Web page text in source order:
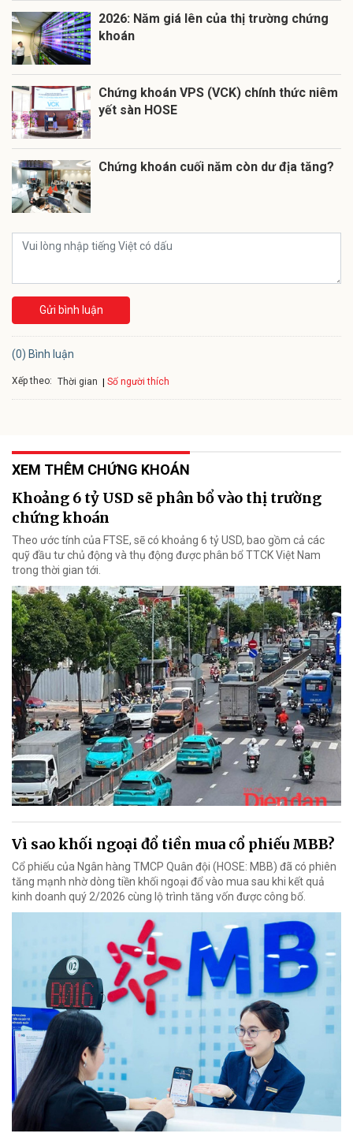
2026: Năm giá lên của thị trường chứng
khoán
Chứng khoán VPS (VCK) chính thức niêm
yết sàn HOSE
Chứng khoán cuối năm còn dư địa tăng?
Gửi bình luận
(0) Bình luận
Xếp theo: Thời gian Số người thích
XEM THÊM CHỨNG KHOÁN
Khoảng 6 tỷ USD sẽ phân bổ vào thị trường
chứng khoán
Theo ước tính của FTSE, sẽ có khoảng 6 tỷ USD, bao gồm cả các
quỹ đầu tư chủ động và thụ động được phân bổ TTCK Việt Nam
trong thời gian tới.
Vì sao khối ngoại đổ tiền mua cổ phiếu MBB?
Cổ phiếu của Ngân hàng TMCP Quân đội (HOSE: MBB) đã có phiên
tăng mạnh nhờ dòng tiền khối ngoại đổ vào mua sau khi kết quả
kinh doanh quý 2/2026 cùng lộ trình tăng vốn được công bố.